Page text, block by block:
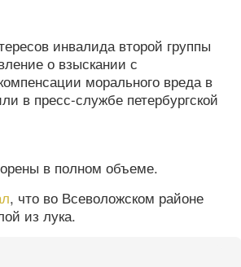
инвалида второй группы
о взыскании с
морального вреда в
в пресс-службе петербургской
в полном объеме.
, что во Всеволожском районе
из лука.